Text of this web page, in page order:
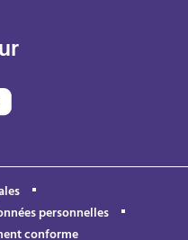
personnelles